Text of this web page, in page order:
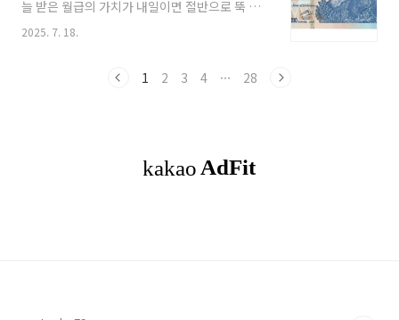
학'은 과연 어떤 내용을 담고 있을까요? 그 이야
기는 다음과 같이 전개됩니다.어느 한적한 마을
약금을 지불합니다. 이 돈을 받은 호텔 주인..
늘 받은 월급의 가치가 내일이면 절반으로 뚝 떨
상황 말입니다. 이것은 단순한 상상이 아니라, 인
플레이션'이라는 끔찍한 경제 재앙의 현실이었습
를 송두리째 파괴하는 하이퍼인플레이션이 왜 발
2025. 7. 18.
1 2 3 4 ··· 28